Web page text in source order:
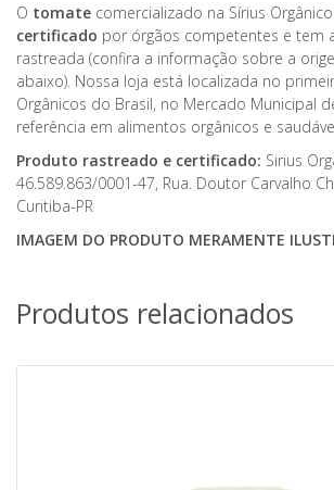
O tomate comercializado na Sírius
certificado por órgãos competentes e tem
rastreada (confira a informação sobre a
abaixo). Nossa loja está localizada no
Orgânicos do Brasil, no Mercado Municipal
referência em alimentos orgânicos e
Produto rastreado e certificado: Sirius
46.589.863/0001-47, Rua. Doutor Carvalho
Curitiba-PR
IMAGEM DO PRODUTO MERAMENTE
Produtos relacionados